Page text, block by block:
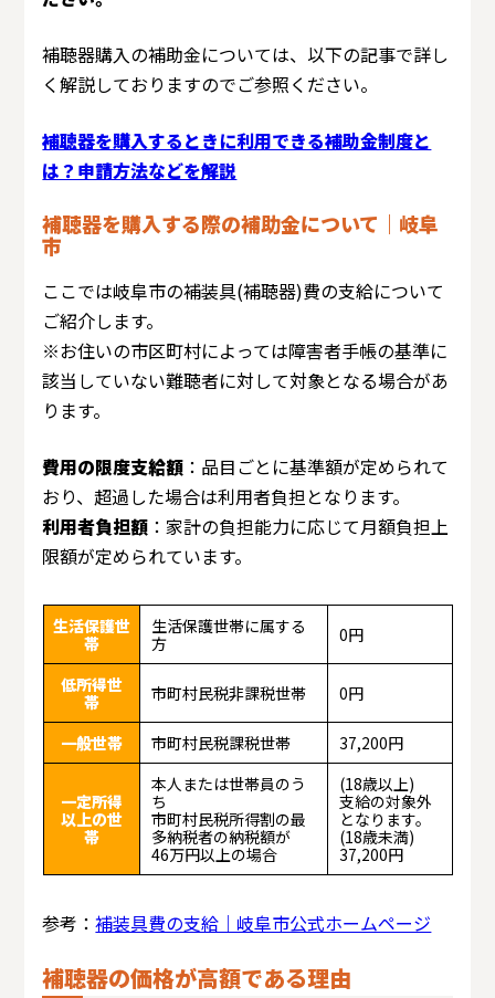
補聴器購入の補助金については、以下の記事で詳し
く解説しておりますのでご参照ください。
補聴器を購入するときに利用できる補助金制度と
は？申請方法などを解説
補聴器を購入する際の補助金について｜岐阜
市
ここでは岐阜市の補装具(補聴器)費の支給について
ご紹介します。
※お住いの市区町村によっては障害者手帳の基準に
該当していない難聴者に対して対象となる場合があ
ります。
費用の限度支給額 ：品目ごとに基準額が定められて
おり、超過した場合は利用者負担となります。
利用者負担額 ：家計の負担能力に応じて月額負担上
限額が定められています。
生活保護世
帯
生活保護世帯に属する
方
0円
低所得世
帯
市町村民税非課税世帯 0円
一般世帯 市町村民税課税世帯 37,200円
一定所得
以上の世
帯
本人または世帯員のう
ち
市町村民税所得割の最
多納税者の納税額が
46万円以上の場合
(18歳以上)
支給の対象外
となります。
(18歳未満)
37,200円
参考：補装具費の支給｜岐阜市公式ホームページ
補聴器の価格が高額である理由